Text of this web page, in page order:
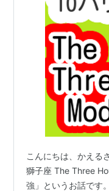
こんにちは、かえる
獅子座 The Three
強」というお話です